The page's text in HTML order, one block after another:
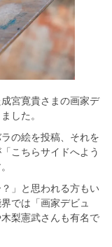
宮寛貴さまの画家デ
した。
の絵を投稿、それを
こちらサイドへよう
」と思われる方もい
では「画家デビュ
梨憲武さんも有名で